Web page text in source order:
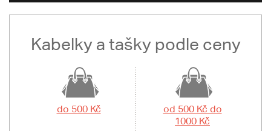
Kabelky a tašky podle ceny
do 500 Kč
od 500 Kč do
1000 Kč